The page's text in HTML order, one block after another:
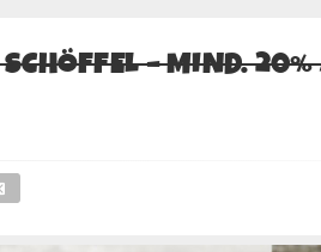
– MIND.